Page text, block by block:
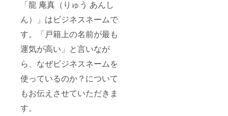
「龍 庵真（りゅう あんし
ん）」はビジネスネームで
す。「戸籍上の名前が最も
運気が高い」と言いなが
ら、なぜビジネスネームを
使っているのか？について
もお伝えさせていただきま
す。